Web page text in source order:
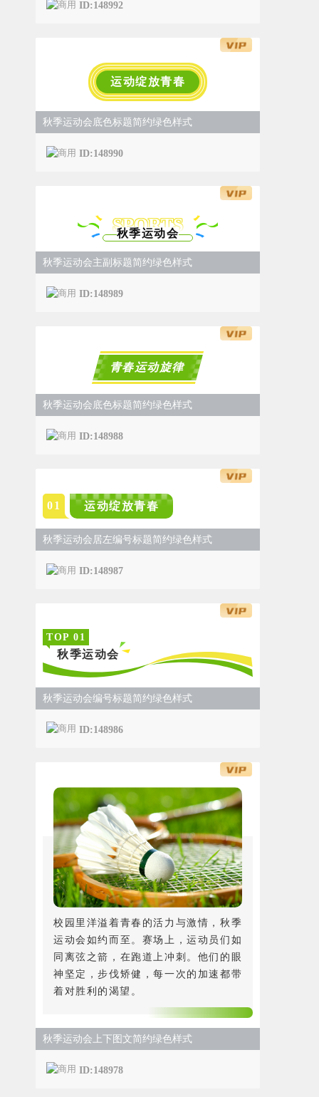
ID:148992
运动绽放青春
秋季运动会底色标题简约绿色样式
ID:148990
SPORTS
秋季运动会
秋季运动会主副标题简约绿色样式
ID:148989
青春运动旋律
秋季运动会底色标题简约绿色样式
ID:148988
01 运动绽放青春
秋季运动会居左编号标题简约绿色样式
ID:148987
TOP 0 1
秋季运动会
秋季运动会编号标题简约绿色样式
ID:148986
校园里洋溢着青春的活力与激情，秋季
运动会如约而至。赛场上，运动员们如
同离弦之箭，在跑道上冲刺。他们的眼
神坚定，步伐矫健，每一次的加速都带
着对胜利的渴望。
秋季运动会上下图文简约绿色样式
ID:148978